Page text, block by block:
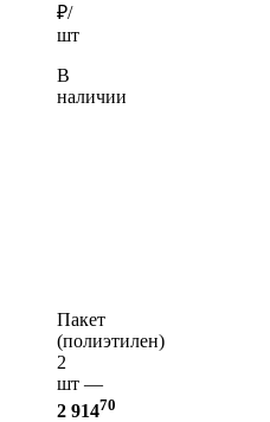
₽/
шт
В
наличии
Пакет
(полиэтилен)
2
шт —
2 91470